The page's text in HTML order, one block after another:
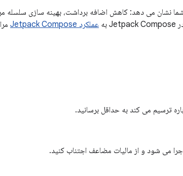
نشان می دهد: کاهش اضافه برداشت، بهینه سازی سلسله
عملکرد Jetpack Compose
ترسیم می کند به حداقل برسانید.
می شود و از مالیات مضاعف اجتناب کنید.